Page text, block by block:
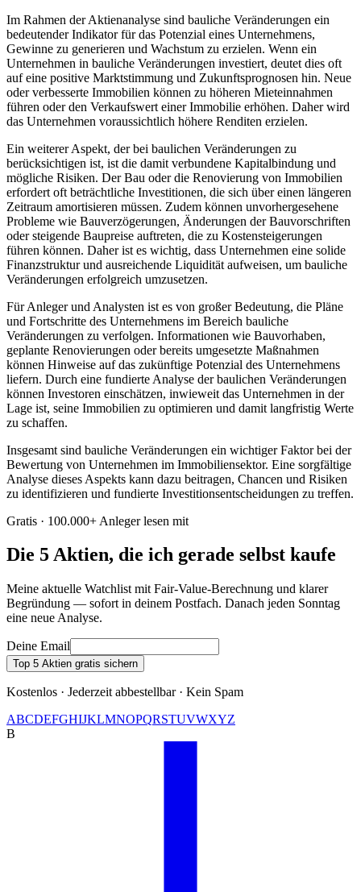
Im Rahmen der Aktienanalyse sind bauliche Veränderungen ein
bedeutender Indikator für das Potenzial eines Unternehmens,
Gewinne zu generieren und Wachstum zu erzielen. Wenn ein
Unternehmen in bauliche Veränderungen investiert, deutet dies oft
auf eine positive Marktstimmung und Zukunftsprognosen hin. Neue
oder verbesserte Immobilien können zu höheren Mieteinnahmen
führen oder den Verkaufswert einer Immobilie erhöhen. Daher wird
das Unternehmen voraussichtlich höhere Renditen erzielen.
Ein weiterer Aspekt, der bei baulichen Veränderungen zu
berücksichtigen ist, ist die damit verbundene Kapitalbindung und
mögliche Risiken. Der Bau oder die Renovierung von Immobilien
erfordert oft beträchtliche Investitionen, die sich über einen längeren
Zeitraum amortisieren müssen. Zudem können unvorhergesehene
Probleme wie Bauverzögerungen, Änderungen der Bauvorschriften
oder steigende Baupreise auftreten, die zu Kostensteigerungen
führen können. Daher ist es wichtig, dass Unternehmen eine solide
Finanzstruktur und ausreichende Liquidität aufweisen, um bauliche
Veränderungen erfolgreich umzusetzen.
Für Anleger und Analysten ist es von großer Bedeutung, die Pläne
und Fortschritte des Unternehmens im Bereich bauliche
Veränderungen zu verfolgen. Informationen wie Bauvorhaben,
geplante Renovierungen oder bereits umgesetzte Maßnahmen
können Hinweise auf das zukünftige Potenzial des Unternehmens
liefern. Durch eine fundierte Analyse der baulichen Veränderungen
können Investoren einschätzen, inwieweit das Unternehmen in der
Lage ist, seine Immobilien zu optimieren und damit langfristig Werte
zu schaffen.
Insgesamt sind bauliche Veränderungen ein wichtiger Faktor bei der
Bewertung von Unternehmen im Immobiliensektor. Eine sorgfältige
Analyse dieses Aspekts kann dazu beitragen, Chancen und Risiken
zu identifizieren und fundierte Investitionsentscheidungen zu treffen.
Gratis · 100.000+ Anleger lesen mit
Die 5 Aktien, die ich gerade selbst kaufe
Meine aktuelle Watchlist mit Fair-Value-Berechnung und klarer
Begründung — sofort in deinem Postfach. Danach jeden Sonntag
eine neue Analyse.
Deine Email
Top 5 Aktien gratis sichern
Kostenlos · Jederzeit abbestellbar · Kein Spam
ABCDEFGHIJKLMNOPQRSTUVWXYZ
B